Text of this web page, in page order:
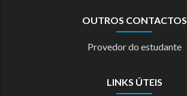
OUTROS CONTACTOS
Provedor do estudante
LINKS ÚTEIS